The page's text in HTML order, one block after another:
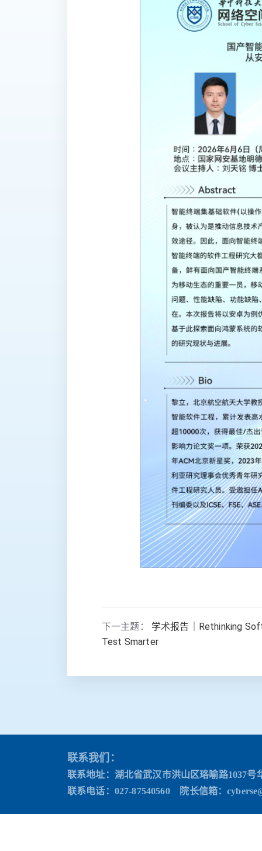
下一主题： 学术报告｜Rethinking
Test Smarter
联系我们：
联系地址：湖北省武汉市洪山区珞喻路1037号
联系电话：027-87540560 院长信箱：